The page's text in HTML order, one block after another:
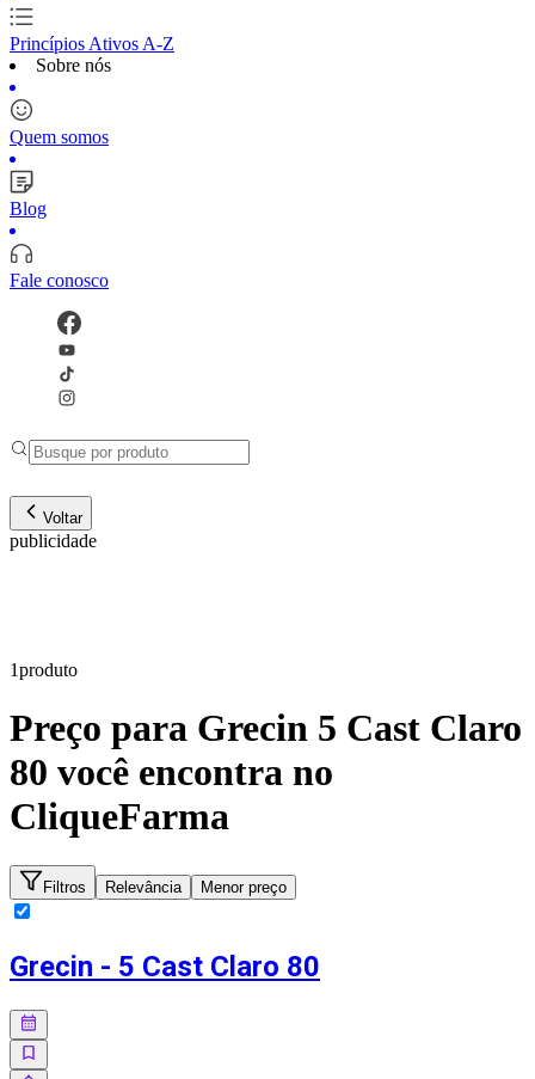
Princípios Ativos A-Z
Sobre nós
Quem somos
Blog
Fale conosco
Voltar
publicidade
1produto
Preço para Grecin 5 Cast Claro
80 você encontra no
CliqueFarma
Filtros Relevância Menor preço
Grecin - 5 Cast Claro 80